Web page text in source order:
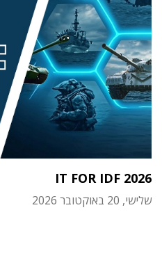
IT FOR IDF 2026
שלישי, 20 באוקטובר 2026